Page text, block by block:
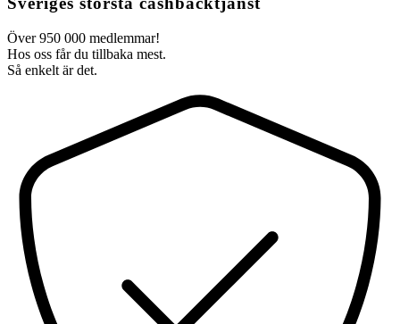
Över 950 000 medlemmar!
Hos oss får du tillbaka mest.
Så enkelt är det.